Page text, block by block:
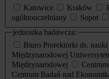
Katowice
Kraków
ogólnouczelniany
Sopot
jednostka badawcza:
Biuro Prorektorki ds. nauki
Międzynarodowej
Międzynarodowej
Centrum Badań nad